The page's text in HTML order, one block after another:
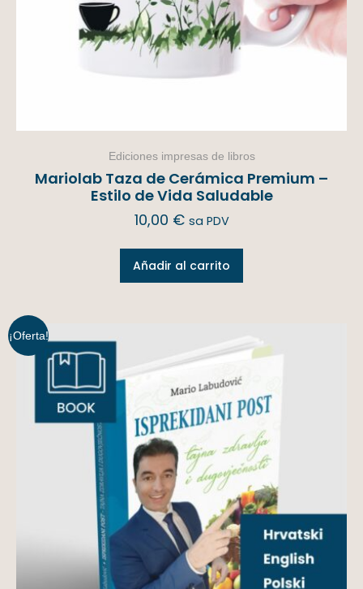
Ediciones impresas de libros
Mariolab Taza de Cerámica Premium –
Estilo de Vida Saludable
10,00 € sa PDV
Añadir al carrito
¡Oferta!